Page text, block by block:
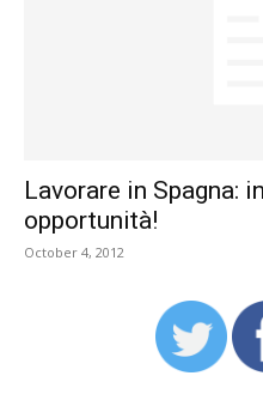
Lavorare in Spagna:
opportunità!
October 4, 2012